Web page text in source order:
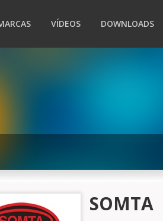
VÍDEOS DOWNLOADS
SOMTA